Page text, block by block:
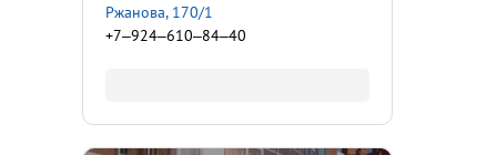
Ржанова, 170/1
+7‒924‒610‒84‒40